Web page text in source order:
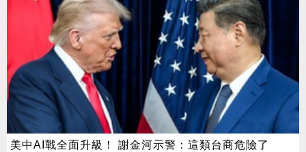
美中AI戰全面升級！ 謝金河示警：這類台商危險了